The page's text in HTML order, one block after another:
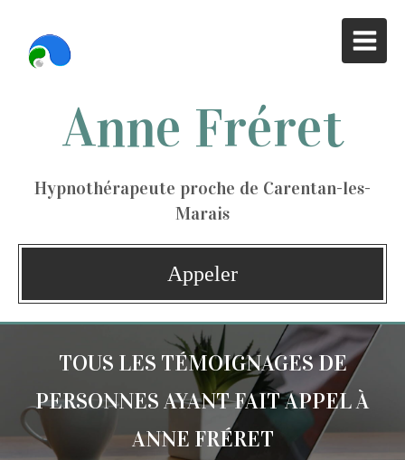
Anne Fréret
Hypnothérapeute proche de Carentan-les-
Marais
Appeler
TOUS LES TÉMOIGNAGES DE
PERSONNES AYANT FAIT APPEL À
ANNE FRÉRET